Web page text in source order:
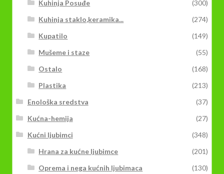
Kuhinja Posuđe
(300)
Kuhinja staklo,keramika...
(274)
Kupatilo
(149)
Mušeme i staze
(55)
Ostalo
(168)
Plastika
(213)
Enološka sredstva
(37)
Kućna-hemija
(27)
Kućni ljubimci
(348)
Hrana za kućne ljubimce
(201)
Oprema i nega kućnih ljubimaca
(130)